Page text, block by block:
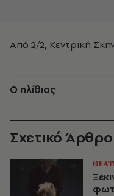
Από 2/2, Κεντρική
Ο ηλίθιος
Σχετικό Άρθρο